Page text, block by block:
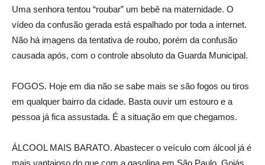
Uma senhora tentou “roubar” um bebê na maternidade. O
vídeo da confusão gerada está espalhado por toda a internet.
Não há imagens da tentativa de roubo, porém da confusão
causada após, com o controle absoluto da Guarda Municipal.
FOGOS. Hoje em dia não se sabe mais se são fogos ou tiros
em qualquer bairro da cidade. Basta ouvir um estouro e a
pessoa já fica assustada. É a situação em que chegamos.
ÁLCOOL MAIS BARATO. Abastecer o veículo com álcool já é